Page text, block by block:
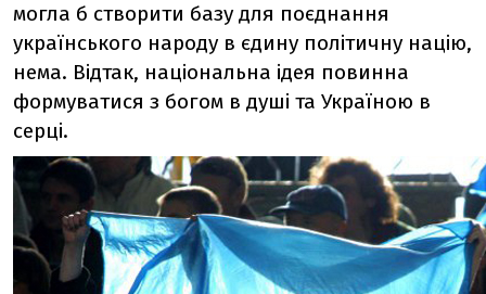
могла б створити базу для поєднання
українського народу в єдину політичну націю,
нема. Відтак, національна ідея повинна
формуватися з богом в душі та Україною в
серці.